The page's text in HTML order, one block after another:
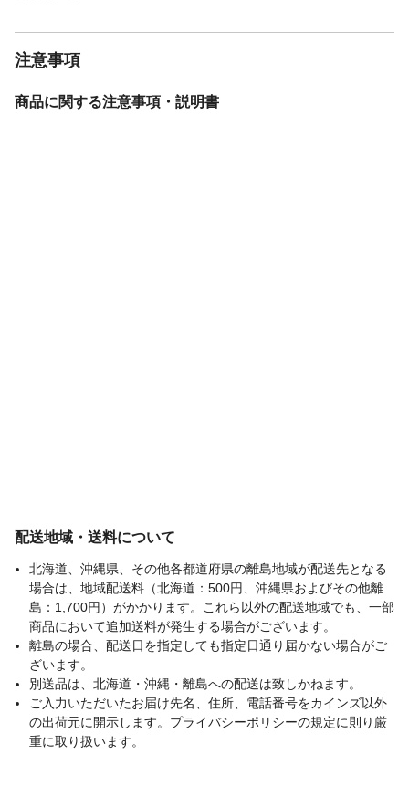
注意事項
商品に関する注意事項・説明書
配送地域・送料について
北海道、沖縄県、その他各都道府県の離島地域が配送先となる
場合は、地域配送料（北海道：500円、沖縄県およびその他離
島：1,700円）がかかります。これら以外の配送地域でも、一部
商品において追加送料が発生する場合がございます。
離島の場合、配送日を指定しても指定日通り届かない場合がご
ざいます。
別送品は、北海道・沖縄・離島への配送は致しかねます。
ご入力いただいたお届け先名、住所、電話番号をカインズ以外
の出荷元に開示します。プライバシーポリシーの規定に則り厳
重に取り扱います。